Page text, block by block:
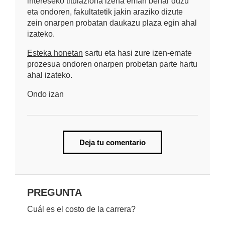
eta ondoren, fakultatetik jakin araziko dizute
zein onarpen probatan daukazu plaza egin ahal
izateko.
Esteka honetan sartu eta hasi zure izen-emate
prozesua ondoren onarpen probetan parte hartu
ahal izateko.
Ondo izan
Deja tu comentario
PREGUNTA
Cuál es el costo de la carrera?